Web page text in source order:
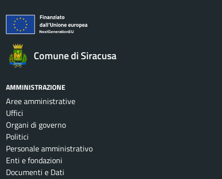
Comune di Siracusa
AMMINISTRAZIONE
Aree amministrative
Uffici
Organi di governo
Politici
Personale amministrativo
Enti e fondazioni
Documenti e Dati